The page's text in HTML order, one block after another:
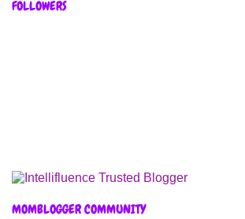
FOLLOWERS
MOMBLOGGER COMMUNITY